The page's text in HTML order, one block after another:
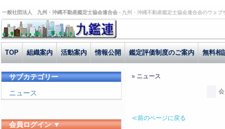
一般社団法人 九州・沖縄不動産鑑定士協会連合会 - 九州・沖縄不動産鑑定士協会連合会のウェ
TOP 組織案内 活動案内 情報公開 鑑定評価制度のご案内 無料相
» ニュース
≪前のページに戻る
サブカテゴリー
ニュース
会員ログイン ▼